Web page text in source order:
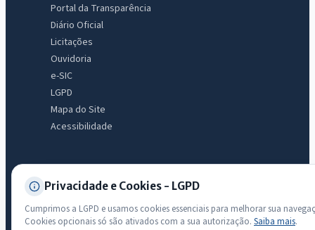
Portal da Transparência
Diário Oficial
Licitações
Ouvidoria
e-SIC
LGPD
Mapa do Site
Acessibilidade
Sistema oficial ATRICON/PNTP
Privacidade e Cookies - LGPD
Cumprimos a LGPD e usamos cookies essenciais para melhorar sua
Cookies opcionais só são ativados com a sua autorização. Saiba mais.